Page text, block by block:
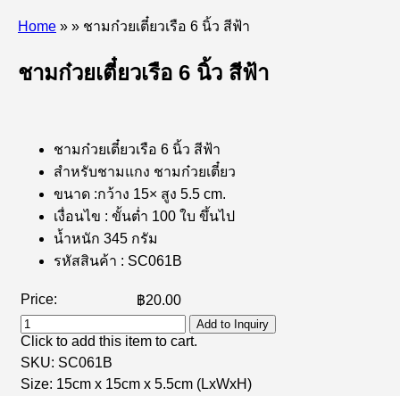
Home » » ชามก๋วยเตี๋ยวเรือ 6 นิ้ว สีฟ้า
ชามก๋วยเตี๋ยวเรือ 6 นิ้ว สีฟ้า
ชามก๋วยเตี๋ยวเรือ 6 นิ้ว สีฟ้า
สำหรับชามแกง ชามก๋วยเตี๋ยว
ขนาด :กว้าง 15× สูง 5.5 cm.
เงื่อนไข : ขั้นต่ำ 100 ใบ ขึ้นไป
น้ำหนัก 345 กรัม
รหัสสินค้า : SC061B
Price: ฿20.00
Add to Inquiry
Click to add this item to cart.
SKU: SC061B
Size: 15cm x 15cm x 5.5cm (LxWxH)